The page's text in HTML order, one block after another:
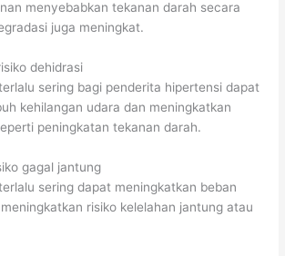
menyebabkan tekanan darah secara
juga meningkat.
dehidrasi
sering bagi penderita hipertensi dapat
kehilangan udara dan meningkatkan
peningkatan tekanan darah.
gagal jantung
sering dapat meningkatkan beban
risiko kelelahan jantung atau